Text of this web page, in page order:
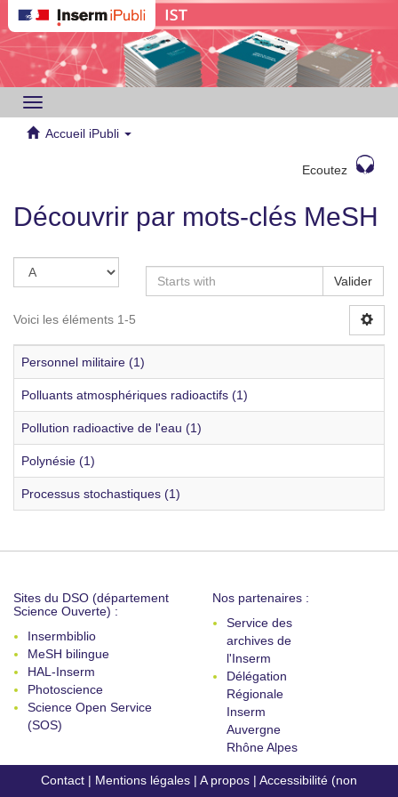
Toggle
navigation
Accueil iPubli
Ecoutez
Découvrir par mots-clés MeSH
Valider
Voici les éléments 1-5
Personnel militaire (1)
Polluants atmosphériques radioactifs (1)
Pollution radioactive de l'eau (1)
Polynésie (1)
Processus stochastiques (1)
Sites du DSO (département
Science Ouverte) :
Insermbiblio
MeSH bilingue
HAL-Inserm
Photoscience
Science Open Service
(SOS)
Nos partenaires :
Service des
archives de
l'Inserm
Délégation
Régionale
Inserm
Auvergne
Rhône Alpes
Contact | Mentions légales | A propos | Accessibilité (non